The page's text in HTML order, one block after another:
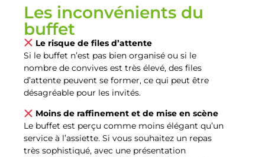
Les inconvénients du
buffet
Le risque de files d’attente
Si le buffet n’est pas bien organisé ou si le
nombre de convives est très élevé, des files
d’attente peuvent se former, ce qui peut être
désagréable pour les invités.
Moins de raffinement et de mise en scène
Le buffet est perçu comme moins élégant qu’un
service à l’assiette. Si vous souhaitez un repas
très sophistiqué, avec une présentation